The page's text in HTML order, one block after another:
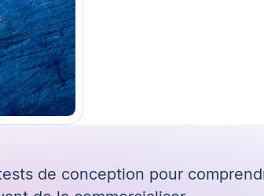
de conception pour